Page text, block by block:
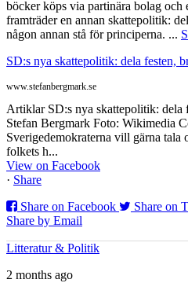
böcker köps via partinära bolag
framträder en annan skattepolitik:
någon annan stå för principerna. ...
SD:s nya skattepolitik: dela festen,
www.stefanbergmark.se
Artiklar SD:s nya skattepolitik: dela
Stefan Bergmark Foto: Wikimedia
Sverigedemokraterna vill gärna tala
folkets h...
View on Facebook
· Share
Share on Facebook
Share on
Share by Email
Litteratur & Politik
2 months ago